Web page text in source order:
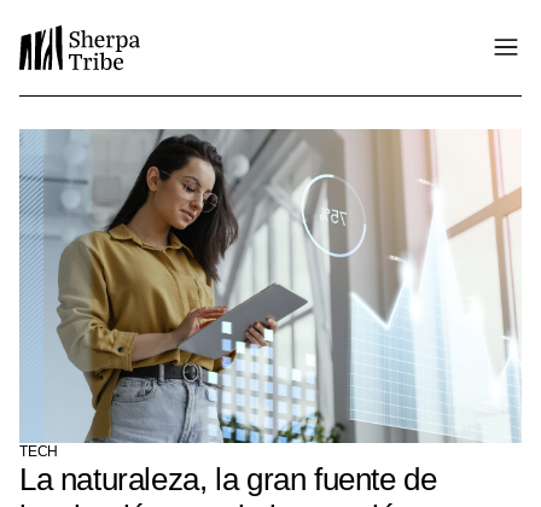
TECH
La naturaleza, la gran fuente de